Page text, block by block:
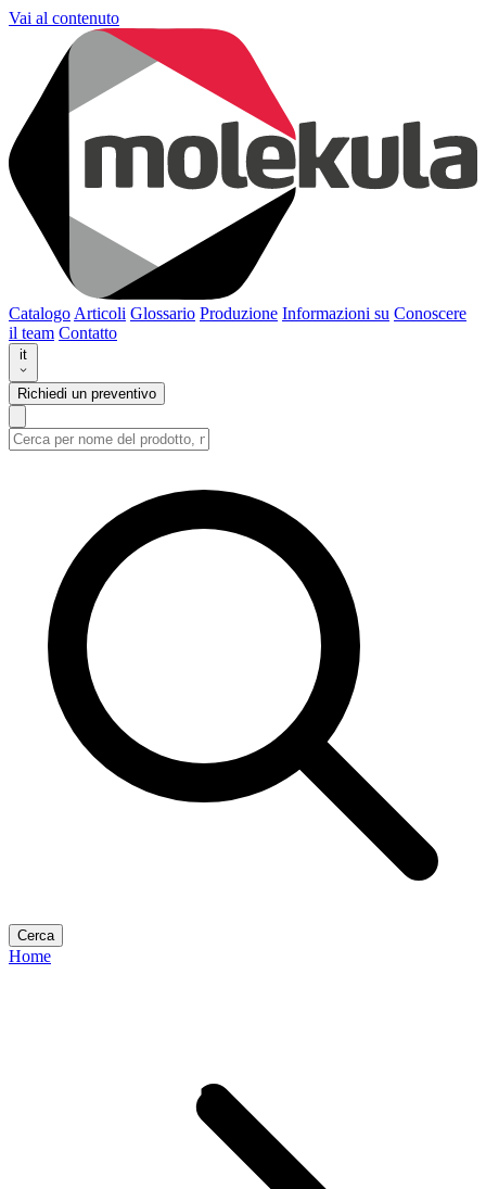
Vai al contenuto
Catalogo Articoli Glossario Produzione Informazioni su Conoscere
il team Contatto
it
Richiedi un preventivo
Cerca
Home